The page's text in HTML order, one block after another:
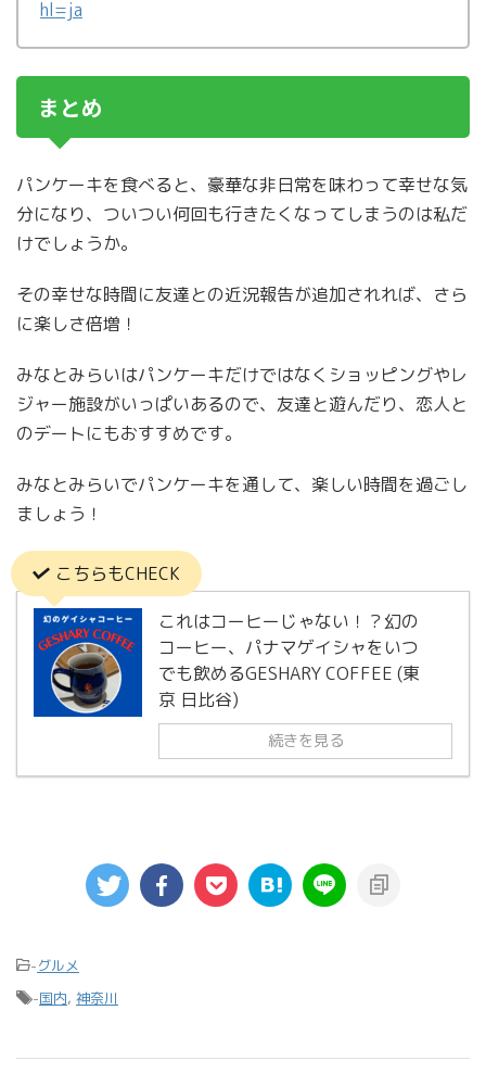
hl=ja
まとめ
パンケーキを食べると、豪華な非日常を味わって幸せな気
分になり、ついつい何回も行きたくなってしまうのは私だ
けでしょうか。
その幸せな時間に友達との近況報告が追加されれば、さら
に楽しさ倍増！
みなとみらいはパンケーキだけではなくショッピングやレ
ジャー施設がいっぱいあるので、友達と遊んだり、恋人と
のデートにもおすすめです。
みなとみらいでパンケーキを通して、楽しい時間を過ごし
ましょう！
こちらもCHECK
これはコーヒーじゃない！？幻の
コーヒー、パナマゲイシャをいつ
でも飲めるGESHARY COFFEE (東
京 日比谷)
続きを見る
-グルメ
-国内, 神奈川